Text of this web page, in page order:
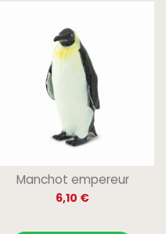
Manchot empereur
6,10 €